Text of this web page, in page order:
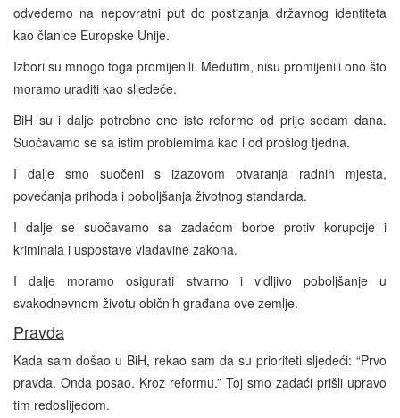
odvedemo na nepovratni put do postizanja državnog identiteta
kao članice Europske Unije.
Izbori su mnogo toga promijenili. Međutim, nisu promijenili ono što
moramo uraditi kao sljedeće.
BiH su i dalje potrebne one iste reforme od prije sedam dana.
Suočavamo se sa istim problemima kao i od prošlog tjedna.
I dalje smo suočeni s izazovom otvaranja radnih mjesta,
povećanja prihoda i poboljšanja životnog standarda.
I dalje se suočavamo sa zadaćom borbe protiv korupcije i
kriminala i uspostave vladavine zakona.
I dalje moramo osigurati stvarno i vidljivo poboljšanje u
svakodnevnom životu običnih građana ove zemlje.
Pravda
Kada sam došao u BiH, rekao sam da su prioriteti sljedeći: “Prvo
pravda. Onda posao. Kroz reformu.” Toj smo zadaći prišli upravo
tim redoslijedom.